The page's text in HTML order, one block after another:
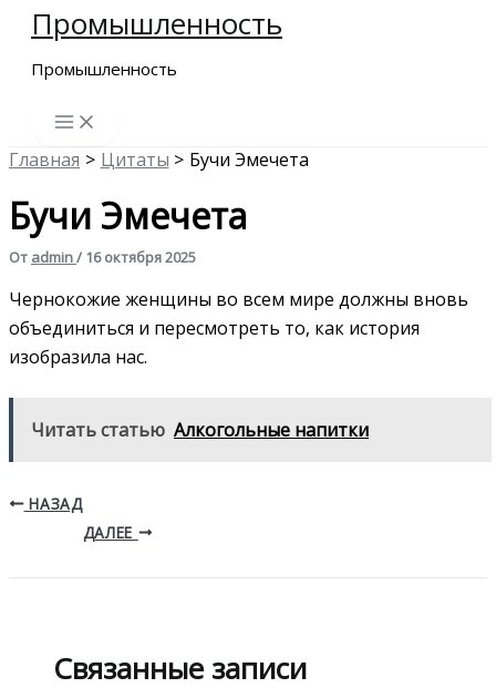
Перейти
содержимому
Промышленность
Промышленность
Главная Цитаты Бучи Эмечета
Бучи Эмечета
От admin/ 16 октября 2025
Чернокожие женщины во всем мире должны вновь
объединиться и пересмотреть то, как история
изобразила нас.
Читать статью Алкогольные напитки
НАЗАД
ДАЛЕЕ
Связанные записи